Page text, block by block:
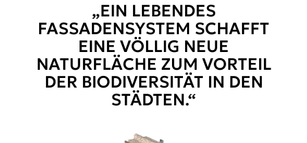
„EIN LEBENDES
FASSADENSYSTEM SCHAFFT
EINE VÖLLIG NEUE
NATURFLÄCHE ZUM VORTEIL
DER BIODIVERSITÄT IN DEN
STÄDTEN.“